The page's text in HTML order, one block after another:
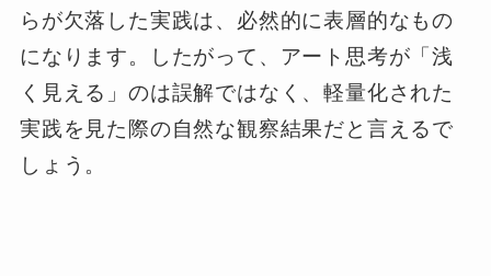
らが欠落した実践は、必然的に表層的なもの
になります。したがって、アート思考が「浅
く見える」のは誤解ではなく、軽量化された
実践を見た際の自然な観察結果だと言えるで
しょう。